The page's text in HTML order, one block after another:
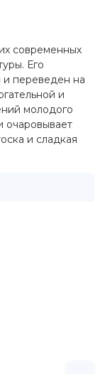
современных
Его
и переведен на
и
молодого
очаровывает
и сладкая